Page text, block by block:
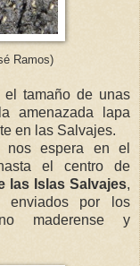
Ramos)
tamaño de unas
amenazada lapa
en las Salvajes.
nos espera en el
el centro de
las Islas Salvajes,
enviados por los
maderense y